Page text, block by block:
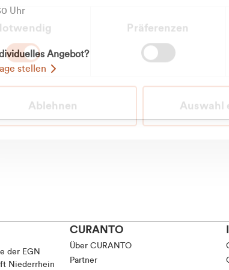
Präferenzen
Ablehnen Auswahl
Uhr
Angebot?
stellen
der EGN
Niederrhein
CURANTO
Über CURANTO
Partner